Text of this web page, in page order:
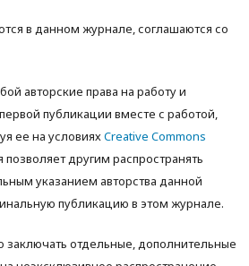
в данном журнале, соглашаются со
авторские права на работу и
публикации вместе с работой,
ее на условияхCreative Commons
позволяет другим распространять
указанием авторства данной
публикацию в этом журнале.
заключать отдельные, дополнительные